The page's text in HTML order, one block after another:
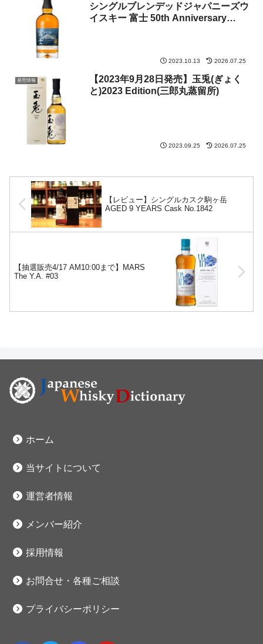
シングルブレンデッドジャパニーズウ
イスキー 富士 50th Anniversary
2023.10.13 2026.07.25
発売情報
【2023年9月28日発売】玉兎(ぎょく
と)2023 Edition(三郎丸蒸留所)
2023.09.25 2026.07.25
【レビュー】シングルカスク駒ヶ岳
AGED 9 YEARS Cask No.1842
【抽選販売4/17 AM10:00まで】MARS
The Y.A. #03
ホーム
当サイトについて
運営者情報
メンバー紹介
採用情報
お問合せ・各種ご相談
プライバシーポリシー